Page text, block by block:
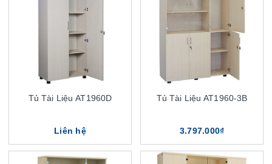
Tủ Tài Liệu AT1960D
Liên hệ
Tủ Tài Liệu AT1960-3B
3.797.000₫